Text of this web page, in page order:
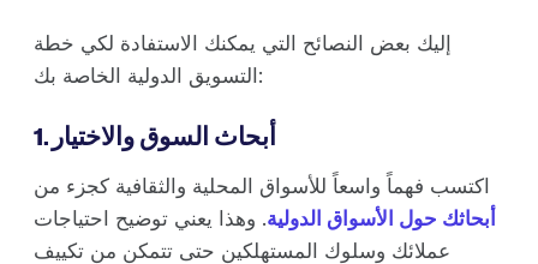
إليك بعض النصائح التي يمكنك الاستفادة لكي خطة
التسويق الدولية الخاصة بك:
1. أبحاث السوق والاختيار
اكتسب فهماً واسعاً للأسواق المحلية والثقافية كجزء من
أبحاثك حول الأسواق الدولية. وهذا يعني توضيح احتياجات
عملائك وسلوك المستهلكين حتى تتمكن من تكييف